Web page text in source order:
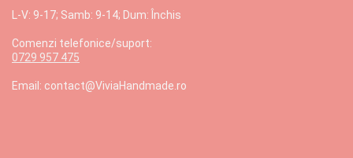
L-V: 9-17; Samb: 9-14; Dum: Închis
Comenzi telefonice/suport:
0729 957 475
Email: contact@ViviaHandmade.ro